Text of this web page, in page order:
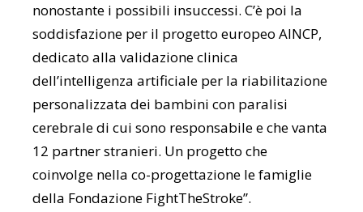
nonostante i possibili insuccessi. C’è poi la
soddisfazione per il progetto europeo AINCP,
dedicato alla validazione clinica
dell’intelligenza artificiale per la riabilitazione
personalizzata dei bambini con paralisi
cerebrale di cui sono responsabile e che vanta
12 partner stranieri. Un progetto che
coinvolge nella co-progettazione le famiglie
della Fondazione FightTheStroke”.